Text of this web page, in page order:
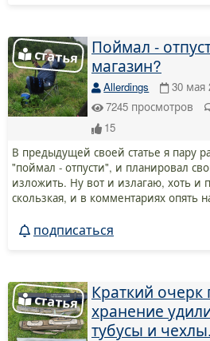
Поймал -
магазин?
Allerdings
30 мая
7245 просмотров
15
В предыдущей своей статье я пару
"поймал - отпусти", и планировал
изложить. Ну вот и излагаю, хоть и
скользкая, и в комментариях опять
подписаться
Краткий очерк
хранение
тубусы и чехлы.